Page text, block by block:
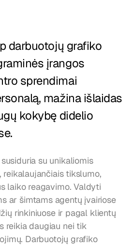
darbuotojų grafiko
įrangos
sprendimai
mažina išlaidas
kokybę didelio
su unikaliomis
reikalaujančiais tikslumo,
laiko reagavimo. Valdyti
ar šimtams agentų įvairiose
rinkiniuose ir pagal klientų
reikia daugiau nei tik
Darbuotojų grafiko